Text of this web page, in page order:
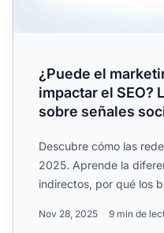
¿Puede el
impactar el SEO?
sobre señales
Descubre cómo las
2025. Aprende la
indirectos, por qué los
Nov 28, 2025 9 min de